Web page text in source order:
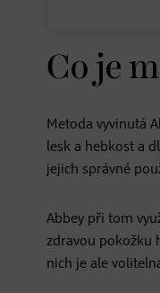
Co je
Metoda vyvinutá
lesk a hebkost a
jejich správné
Abbey při tom
zdravou pokožku
nich je ale